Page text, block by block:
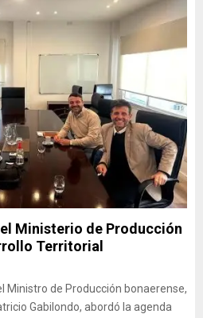
Ministerio de Producción
Territorial
Ministro de Producción bonaerense,
Gabilondo, abordó la agenda